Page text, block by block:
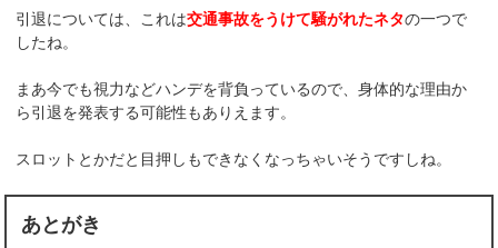
引退については、これは交通事故をうけて騒がれたネタの一つで
したね。
まあ今でも視力などハンデを背負っているので、身体的な理由か
ら引退を発表する可能性もありえます。
スロットとかだと目押しもできなくなっちゃいそうですしね。
あとがき